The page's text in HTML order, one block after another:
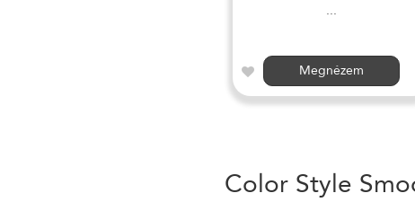
...
Megnézem
Color Style